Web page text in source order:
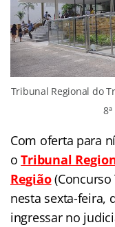
Tribunal Regional do
Com oferta para
oTribunal
Região(Concurso
nesta sexta-feira,
ingressar no